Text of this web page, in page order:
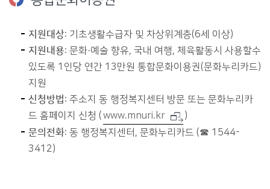
지원대상: 기초생활수급자 및 차상위계층(6세 이상)
지원내용: 문화·예술 향유, 국내 여행, 체육활동시 사용할수
있도록 1인당 연간 13만원 통합문화이용권(문화누리카드)
지원
신청방법: 주소지 동 행정복지센터 방문 또는 문화누리카
드 홈페이지 신청 (www.mnuri.kr
)
문의전화: 동 행정복지센터, 문화누리카드 (☎ 1544-
3412)